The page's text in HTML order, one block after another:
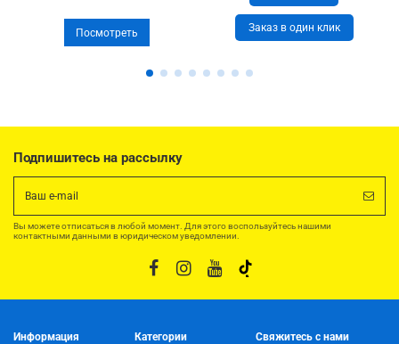
Посмотреть Заказ в один клик
Подпишитесь на рассылку
Вы можете отписаться в любой момент. Для этого воспользуйтесь нашими
контактными данными в юридическом уведомлении.
Информация Категории Свяжитесь с нами